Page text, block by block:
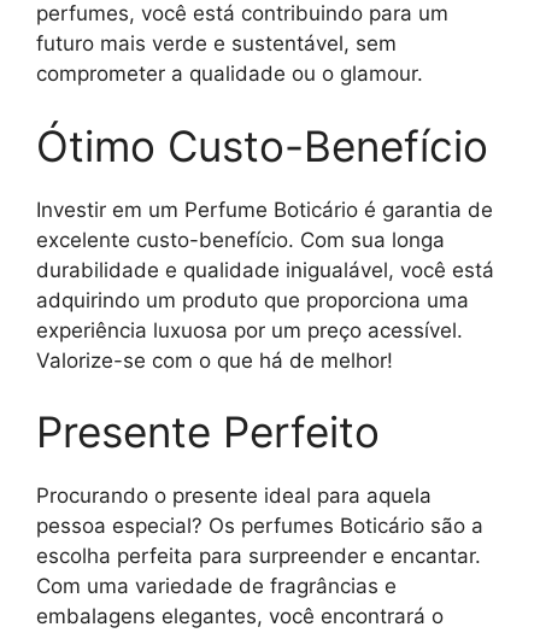
perfumes, você está contribuindo para um
futuro mais verde e sustentável, sem
comprometer a qualidade ou o glamour.
Ótimo Custo-Benefício
Investir em um Perfume Boticário é garantia de
excelente custo-benefício. Com sua longa
durabilidade e qualidade inigualável, você está
adquirindo um produto que proporciona uma
experiência luxuosa por um preço acessível.
Valorize-se com o que há de melhor!
Presente Perfeito
Procurando o presente ideal para aquela
pessoa especial? Os perfumes Boticário são a
escolha perfeita para surpreender e encantar.
Com uma variedade de fragrâncias e
embalagens elegantes, você encontrará o